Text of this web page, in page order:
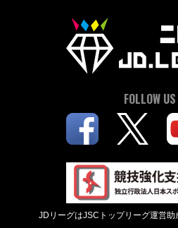
FOLLOW
JDリーグはJSCトップリーグ運営